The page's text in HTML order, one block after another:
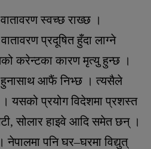
स्वच्छ राख्छ ।
प्रदूषित हुँदा लाग्ने
करेन्टका कारण मृत्यु हुन्छ ।
हुनासाथ आफैं निभ्छ । त्यसैले
यसको प्रयोग विदेशमा प्रशस्त
सोलार हाइवे आदि समेत छन् ।
नेपालमा पनि घर–घरमा विद्युत्